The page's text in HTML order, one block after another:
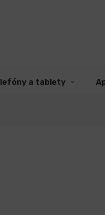
a tablety